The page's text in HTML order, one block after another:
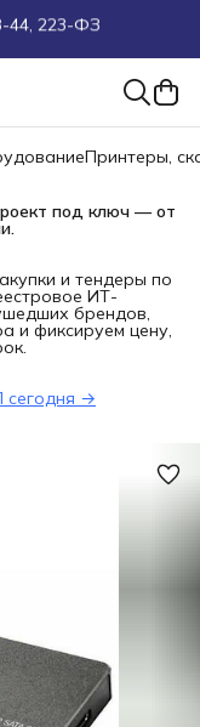
в чат
и под заказ
Принтеры,
под ключ — от
и тендеры по
ИТ-
брендов,
и фиксируем цену,
сегодня →